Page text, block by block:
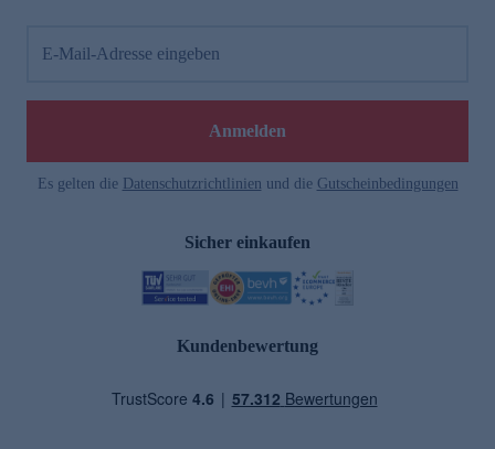
E-Mail-Adresse eingeben
Anmelden
Es gelten die Datenschutzrichtlinien und die Gutscheinbedingungen
Sicher einkaufen
Kundenbewertung